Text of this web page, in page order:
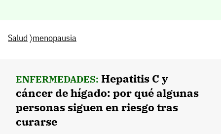
Salud 〉menopausia
ENFERMEDADES: Hepatitis C y
cáncer de hígado: por qué algunas
personas siguen en riesgo tras
curarse